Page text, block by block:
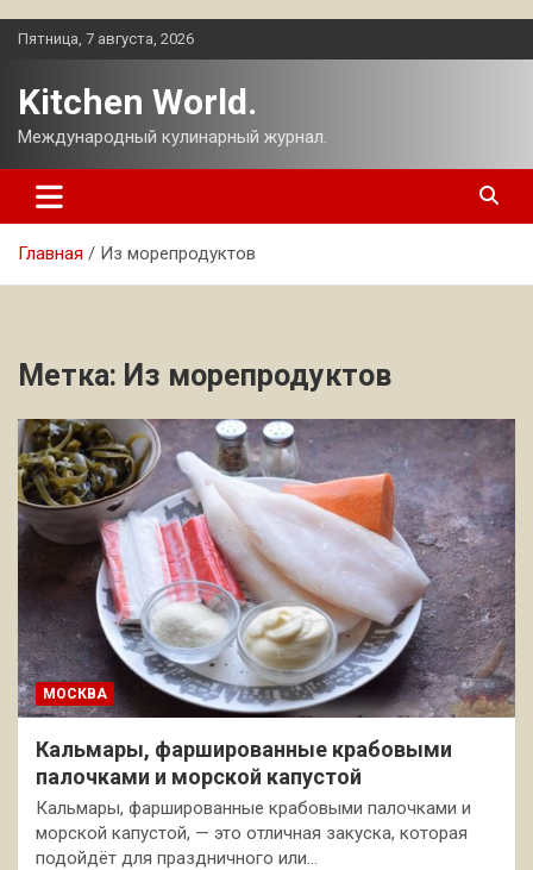
Перейти
Пятница, 7 августа, 2026
Kitchen World.
Международный кулинарный журнал.
Главная Из морепродуктов
Метка: Из морепродуктов
МОСКВА
Кальмары, фаршированные крабовыми
палочками и морской капустой
Кальмары, фаршированные крабовыми палочками и
морской капустой, — это отличная закуска, которая
подойдёт для праздничного или…